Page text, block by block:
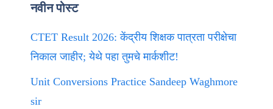
नवीन पोस्ट
CTET Result 2026: केंद्रीय शिक्षक पात्रता परीक्षेचा
निकाल जाहीर; येथे पहा तुमचे मार्कशीट!
Unit Conversions Practice Sandeep Waghmore
sir